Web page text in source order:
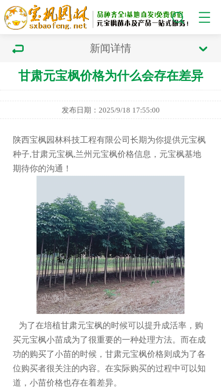
新闻详情
甘肃元宝枫价格为什么会存在差异
发布日期：2025/9/18 17:55:00
陕西宝枫园林科技工程有限公司长期为你提供元宝枫
种子,甘肃元宝枫,兰州元宝枫价格信息，元宝枫基地
期待你的沟通！
为了在培植甘肃元宝枫的时候可以提升成活率，购
买元宝枫小苗成为了很重要的一种处理方法。而在成
功的购买了小苗的时候，甘肃元宝枫价格则成为了各
位购买者很关注的内容。在实际购买的过程中可以知
道，小苗价格也存在着差异。